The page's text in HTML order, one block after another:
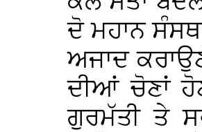
ਦੋ ਮਹਾਨ
ਅਜਾਦ
ਦੀਆਂ ਚੋਣਾਂ
ਗੁਰਮੱਤੀ ਤੇ